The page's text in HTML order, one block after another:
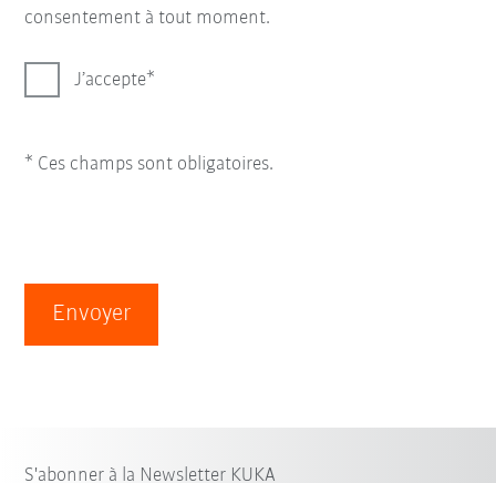
consentement à tout moment.
J’accepte
* Ces champs sont obligatoires.
Envoyer
S'abonner à la Newsletter KUKA